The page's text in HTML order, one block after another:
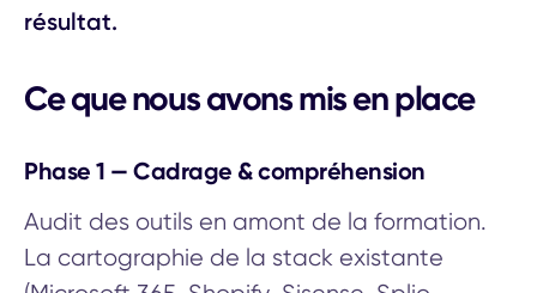
résultat.
Ce que nous avons mis en place
Phase 1 — Cadrage & compréhension
Audit des outils en amont de la formation.
La cartographie de la stack existante